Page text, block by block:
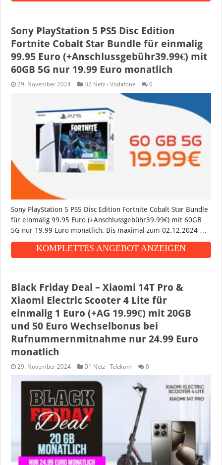
Sony PlayStation 5 PS5 Disc Edition
Fortnite Cobalt Star Bundle für einmalig
99.95 Euro (+Anschlussgebühr39.99€) mit
60GB 5G nur 19.99 Euro monatlich
29. November 2024 D2 Netz - Vodafone 0
Sony PlayStation 5 PS5 Disc Edition Fortnite Cobalt Star Bundle
für einmalig 99.95 Euro (+Anschlussgebühr39.99€) mit 60GB
5G nur 19.99 Euro monatlich. Bis maximal zum 02.12.2024 …
KOMPLETTES ANGEBOT ANZEIGEN
Black Friday Deal – Xiaomi 14T Pro &
Xiaomi Electric Scooter 4 Lite für
einmalig 1 Euro (+AG 19.99€) mit 20GB
und 50 Euro Wechselbonus bei
Rufnummernmitnahme nur 24.99 Euro
monatlich
29. November 2024 D1 Netz - Telekom 0